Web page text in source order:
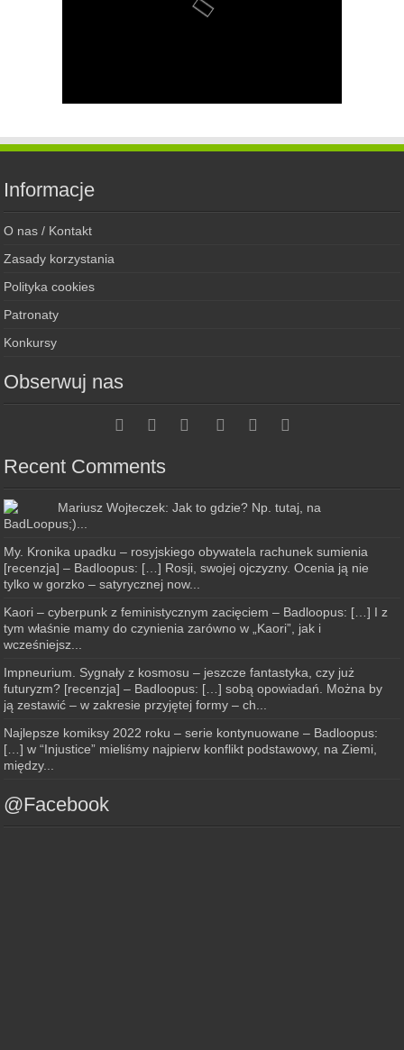
Informacje
O nas / Kontakt
Zasady korzystania
Polityka cookies
Patronaty
Konkursy
Obserwuj nas
Recent Comments
Mariusz Wojteczek: Jak to gdzie? Np. tutaj, na
BadLoopus;)...
My. Kronika upadku – rosyjskiego obywatela rachunek sumienia
[recenzja] – Badloopus: […] Rosji, swojej ojczyzny. Ocenia ją nie
tylko w gorzko – satyrycznej now...
Kaori – cyberpunk z feministycznym zacięciem – Badloopus: […] I z
tym właśnie mamy do czynienia zarówno w „Kaori”, jak i
wcześniejsz...
Impneurium. Sygnały z kosmosu – jeszcze fantastyka, czy już
futuryzm? [recenzja] – Badloopus: […] sobą opowiadań. Można by
ją zestawić – w zakresie przyjętej formy – ch...
Najlepsze komiksy 2022 roku – serie kontynuowane – Badloopus:
[…] w “Injustice” mieliśmy najpierw konflikt podstawowy, na Ziemi,
między...
@Facebook